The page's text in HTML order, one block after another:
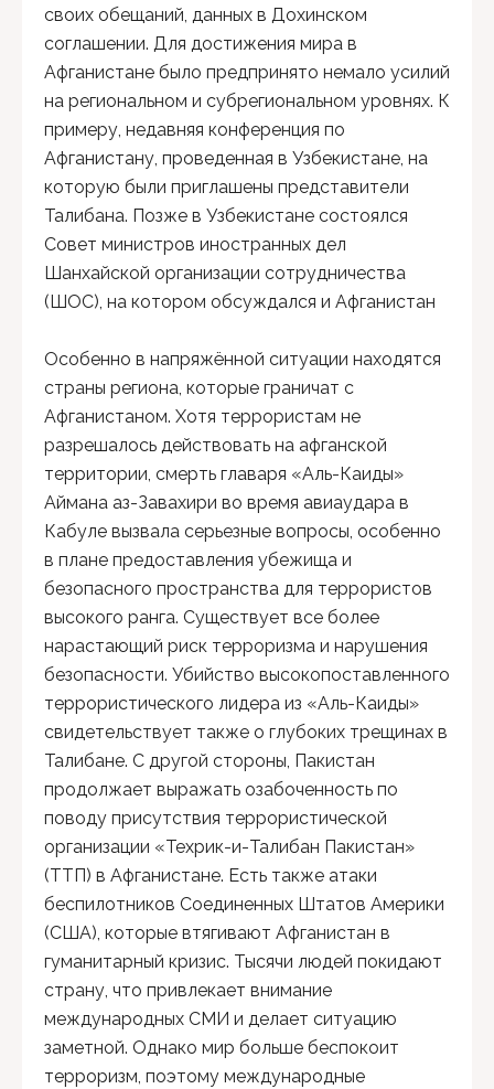
своих обещаний, данных в Дохинском
соглашении. Для достижения мира в
Афганистане было предпринято немало усилий
на региональном и субрегиональном уровнях. К
примеру, недавняя конференция по
Афганистану, проведенная в Узбекистане, на
которую были приглашены представители
Талибана. Позже в Узбекистане состоялся
Совет министров иностранных дел
Шанхайской организации сотрудничества
(ШОС), на котором обсуждался и Афганистан
Особенно в напряжённой ситуации находятся
страны региона, которые граничат с
Афганистаном. Хотя террористам не
разрешалось действовать на афганской
территории, смерть главаря «Аль-Каиды»
Аймана аз-Завахири во время авиаудара в
Кабуле вызвала серьезные вопросы, особенно
в плане предоставления убежища и
безопасного пространства для террористов
высокого ранга. Существует все более
нарастающий риск терроризма и нарушения
безопасности. Убийство высокопоставленного
террористического лидера из «Аль-Каиды»
свидетельствует также о глубоких трещинах в
Талибане. С другой стороны, Пакистан
продолжает выражать озабоченность по
поводу присутствия террористической
организации «Техрик-и-Талибан Пакистан»
(ТТП) в Афганистане. Есть также атаки
беспилотников Соединенных Штатов Америки
(США), которые втягивают Афганистан в
гуманитарный кризис. Тысячи людей покидают
страну, что привлекает внимание
международных СМИ и делает ситуацию
заметной. Однако мир больше беспокоит
терроризм, поэтому международные